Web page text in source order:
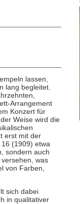
lassen,
lang begleitet.
Arrangement
Konzert für
Weise wird die
erst mit der
(1909) etwa
sondern auch
was
von Farben,
sich dabei
in qualitativer